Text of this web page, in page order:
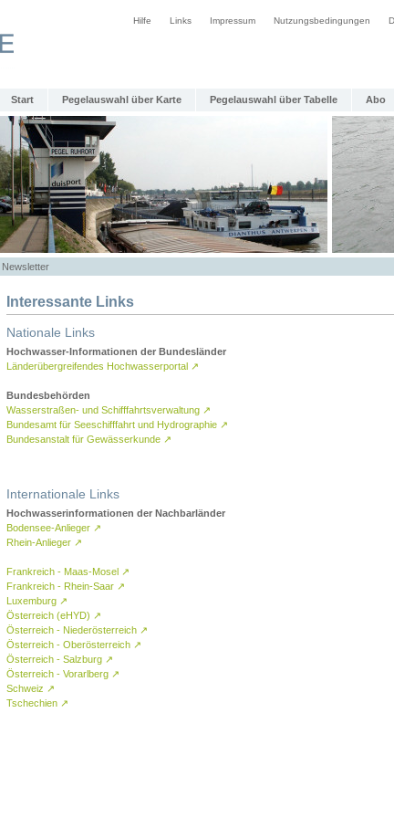
Hilfe Links Impressum Nutzungsbedingungen
Start Pegelauswahl über Karte Pegelauswahl über Tabelle Abo
Newsletter
Interessante Links
Nationale Links
Hochwasser-Informationen der Bundesländer
Länderübergreifendes Hochwasserportal ↗
Bundesbehörden
Wasserstraßen- und Schifffahrtsverwaltung ↗
Bundesamt für Seeschifffahrt und Hydrographie ↗
Bundesanstalt für Gewässerkunde ↗
Internationale Links
Hochwasserinformationen der Nachbarländer
Bodensee-Anlieger ↗
Rhein-Anlieger ↗
Frankreich - Maas-Mosel ↗
Frankreich - Rhein-Saar ↗
Luxemburg ↗
Österreich (eHYD) ↗
Österreich - Niederösterreich ↗
Österreich - Oberösterreich ↗
Österreich - Salzburg ↗
Österreich - Vorarlberg ↗
Schweiz ↗
Tschechien ↗